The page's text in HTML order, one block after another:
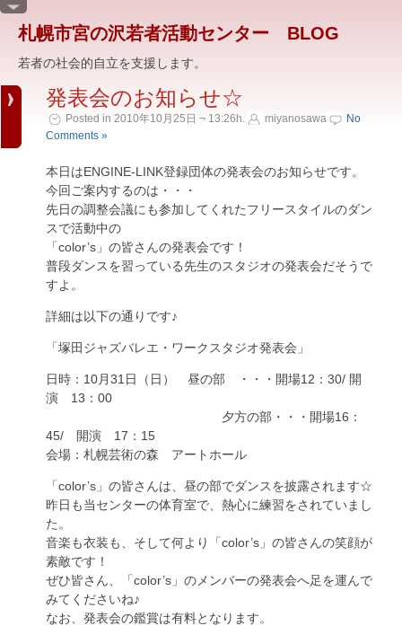
札幌市宮の沢若者活動センター BLOG
若者の社会的自立を支援します。
発表会のお知らせ☆
Posted in 2010年10月25日 ¬ 13:26h. miyanosawa
No
Comments »
本日はENGINE-LINK登録団体の発表会のお知らせです。
今回ご案内するのは・・・
先日の調整会議にも参加してくれたフリースタイルのダン
スで活動中の
「color’s」の皆さんの発表会です！
普段ダンスを習っている先生のスタジオの発表会だそうで
すよ。
詳細は以下の通りです♪
「塚田ジャズバレエ・ワークスタジオ発表会」
日時：10月31日（日） 昼の部 ・・・開場12：30/ 開
演 13：00
夕方の部・・・開場16：
45/ 開演 17：15
会場：札幌芸術の森 アートホール
「color’s」の皆さんは、昼の部でダンスを披露されます☆
昨日も当センターの体育室で、熱心に練習をされていまし
た。
音楽も衣装も、そして何より「color’s」の皆さんの笑顔が
素敵です！
ぜひ皆さん、「color’s」のメンバーの発表会へ足を運んで
みてくださいね♪
なお、発表会の鑑賞は有料となります。